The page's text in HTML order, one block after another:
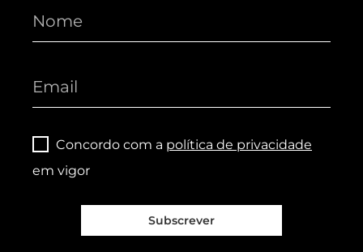
Concordo com a política de privacidade
em vigor
Subscrever